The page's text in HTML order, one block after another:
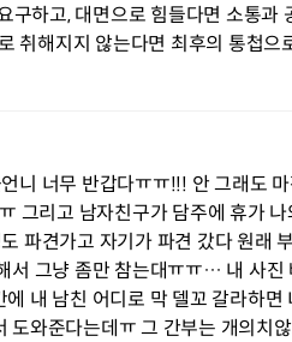
구하고, 대면으로 힘들다면 소통과
취해지지 않는다면 최후의 통첩
니 너무 반갑다ㅠㅠ!!! 안 그래도
그리고 남자친구가 담주에 휴가
파견가고 자기가 파견 갔다 원래
서 그냥 좀만 참는대ㅠㅠ… 내 사
내 남친 어디로 막 델꼬 갈라하
도와준다는데ㅠ 그 간부는 개의치